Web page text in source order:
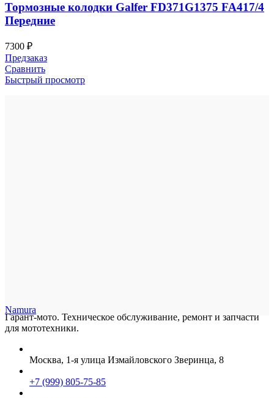
Тормозные колодки Galfer FD371G1375 FA417/4
Передние
7300 ₽
Предзаказ
Сравнить
Быстрый просмотр
Namura
Гарант-мото. Техническое обслуживание, ремонт и запчасти
для мототехники.
Москва, 1-я улица Измайловского Зверинца, 8
+7 (999) 805-75-85